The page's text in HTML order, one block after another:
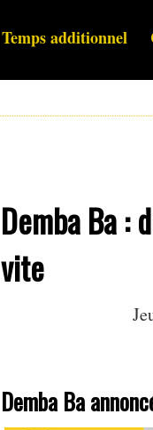
Temps additionnel
Demba Ba :
vite
Demba Ba